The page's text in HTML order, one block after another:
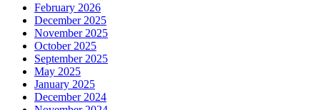
February 2026
December 2025
November 2025
October 2025
September 2025
May 2025
January 2025
December 2024